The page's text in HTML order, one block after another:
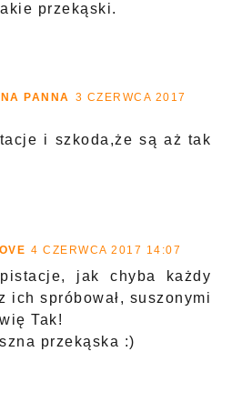
przekąski.
PANNA 3 CZERWCA 2017
i szkoda,że są aż tak
4 CZERWCA 2017 14:07
jak chyba każdy
ich spróbował, suszonymi
Tak!
przekąska :)